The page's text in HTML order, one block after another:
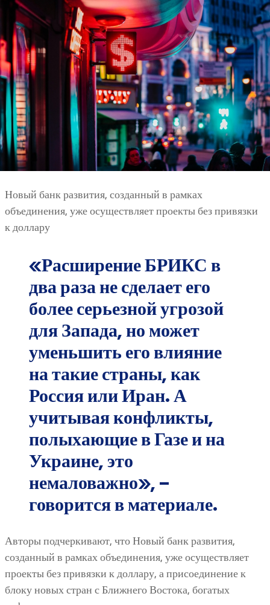
Новый банк развития, созданный в рамках
объединения, уже осуществляет проекты без привязки
к доллару
«Расширение БРИКС в
два раза не сделает его
более серьезной угрозой
для Запада, но может
уменьшить его влияние
на такие страны, как
Россия или Иран. А
учитывая конфликты,
полыхающие в Газе и на
Украине, это
немаловажно», –
говорится в материале.
Авторы подчеркивают, что Новый банк развития,
созданный в рамках объединения, уже осуществляет
проекты без привязки к доллару, а присоединение к
блоку новых стран с Ближнего Востока, богатых